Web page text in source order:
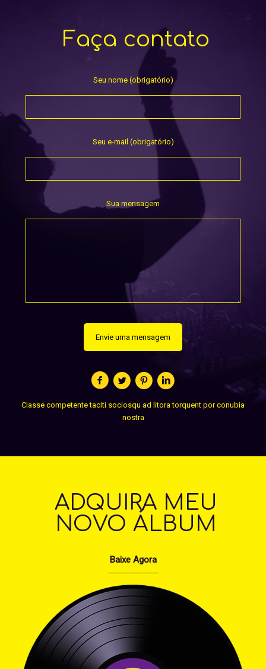
Faça contato
Seu nome (obrigatório)
Seu e-mail (obrigatório)
Sua mensagem
Classe competente taciti sociosqu ad litora torquent por conubia
nostra
ADQUIRA MEU
NOVO ÁLBUM
Baixe Agora